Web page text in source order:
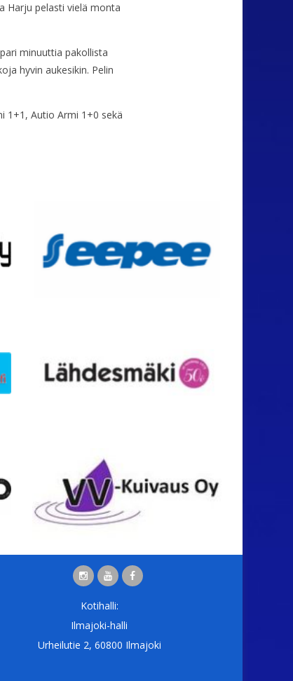
Harju pelasti vielä monta
minuuttia pakollista
hyvin aukesikin. Pelin
1+1, Autio Armi 1+0 sekä
Kotihalli:
Ilmajoki-halli
Urheilutie 2, 60800 Ilmajoki